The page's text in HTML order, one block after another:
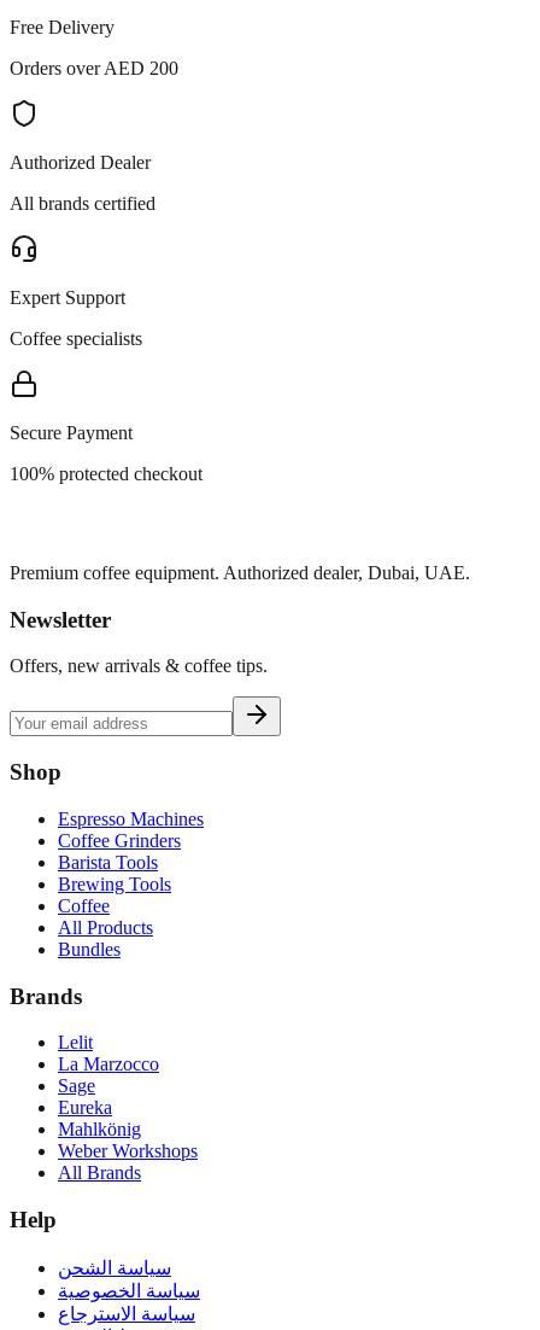
Free Delivery
Orders over AED 200
Authorized Dealer
All brands certified
Expert Support
Coffee specialists
Secure Payment
100% protected checkout
Premium coffee equipment. Authorized dealer, Dubai, UAE.
Newsletter
Offers, new arrivals & coffee tips.
Shop
Espresso Machines
Coffee Grinders
Barista Tools
Brewing Tools
Coffee
All Products
Bundles
Brands
Lelit
La Marzocco
Sage
Eureka
Mahlkönig
Weber Workshops
All Brands
Help
سياسة الشحن
سياسة الخصوصية
سياسة الاسترجاع